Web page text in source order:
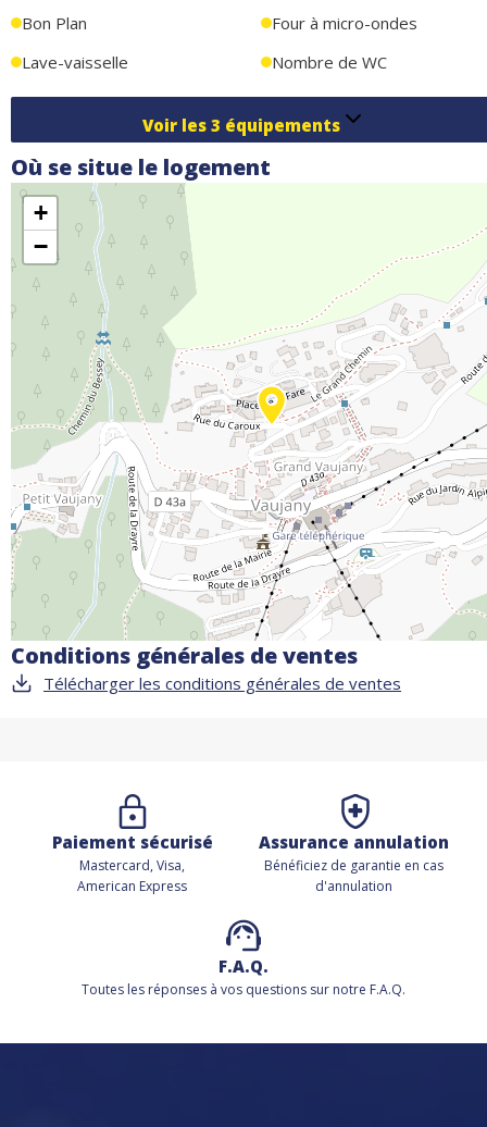
Bon Plan
Four à micro-ondes
Lave-vaisselle
Nombre de WC
Voir les 3 équipements
Où se situe le logement
+
−
Conditions générales de ventes
Télécharger les conditions générales de ventes
Paiement sécurisé
Mastercard, Visa,
American Express
Assurance annulation
Bénéficiez de garantie en cas
d'annulation
F.A.Q.
Toutes les réponses à vos questions sur notre F.A.Q.